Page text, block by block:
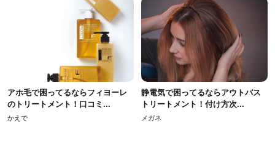
アホ毛で困ってるならフィヨーレ
のトリートメント！口コミ...
かえで
静電気で困ってるならアウトバス
トリートメント！付け方次...
メガネ